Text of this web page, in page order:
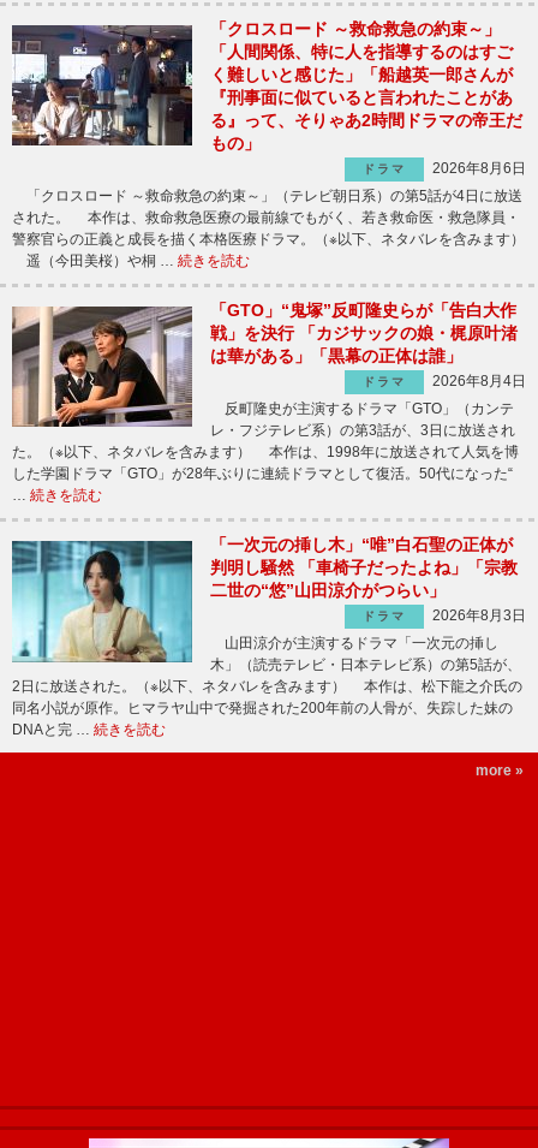
「クロスロード ～救命救急の約束～」
「人間関係、特に人を指導するのはすご
く難しいと感じた」「船越英一郎さんが
『刑事面に似ていると言われたことがあ
る』って、そりゃあ2時間ドラマの帝王だ
もの」
ドラマ
2026年8月6日
「クロスロード ～救命救急の約束～」（テレビ朝日系）の第5話が4日に放送
された。 本作は、救命救急医療の最前線でもがく、若き救命医・救急隊員・
警察官らの正義と成長を描く本格医療ドラマ。（※以下、ネタバレを含みます）
遥（今田美桜）や桐 … 続きを読む
「GTO」“鬼塚”反町隆史らが「告白大作
戦」を決行 「カジサックの娘・梶原叶渚
は華がある」「黒幕の正体は誰」
ドラマ
2026年8月4日
反町隆史が主演するドラマ「GTO」（カンテ
レ・フジテレビ系）の第3話が、3日に放送され
た。（※以下、ネタバレを含みます） 本作は、1998年に放送されて人気を博
した学園ドラマ「GTO」が28年ぶりに連続ドラマとして復活。50代になった“
続きを読む
「一次元の挿し木」“唯”白石聖の正体が
判明し騒然 「車椅子だったよね」「宗教
二世の“悠”山田涼介がつらい」
ドラマ
2026年8月3日
山田涼介が主演するドラマ「一次元の挿し
木」（読売テレビ・日本テレビ系）の第5話が、
2日に放送された。（※以下、ネタバレを含みます） 本作は、松下龍之介氏の
同名小説が原作。ヒマラヤ山中で発掘された200年前の人骨が、失踪した妹の
DNAと完 … 続きを読む
more »